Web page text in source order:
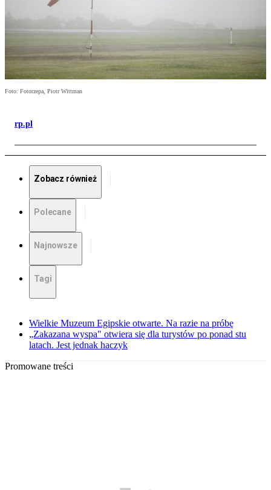
Foto: Fotorzepa, Piotr Wittman
rp.pl
Zobacz również
Polecane
Najnowsze
Tagi
Wielkie Muzeum Egipskie otwarte. Na razie na próbę
„Zakazana wyspa" otwiera się dla turystów po ponad stu
latach. Jest jednak haczyk
Promowane treści